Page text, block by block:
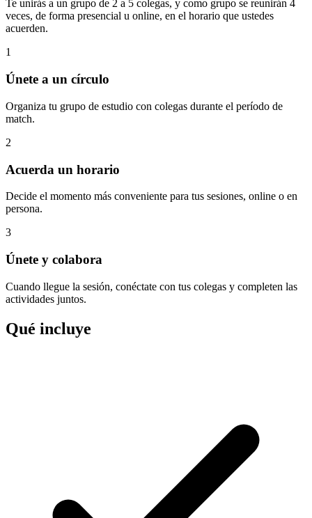
Te unirás a un grupo de 2 a 5 colegas, y como grupo se reunirán 4
veces, de forma presencial u online, en el horario que ustedes
acuerden.
1
Únete a un círculo
Organiza tu grupo de estudio con colegas durante el período de
match.
2
Acuerda un horario
Decide el momento más conveniente para tus sesiones, online o en
persona.
3
Únete y colabora
Cuando llegue la sesión, conéctate con tus colegas y completen las
actividades juntos.
Qué incluye